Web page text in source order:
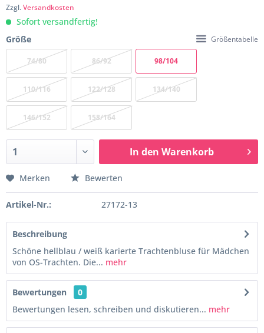
Zzgl.Versandkosten
Sofort versandfertig!
Größe
Größentabelle
74/80 86/92 98/104
110/116 122/128 134/140
146/152 158/164
In den Warenkorb
Merken Bewerten
Artikel-Nr.: 27172-13
Beschreibung
Schöne hellblau / weiß karierte Trachtenbluse für Mädchen
von OS-Trachten. Die... mehr
Bewertungen
0
Bewertungen lesen, schreiben und diskutieren... mehr